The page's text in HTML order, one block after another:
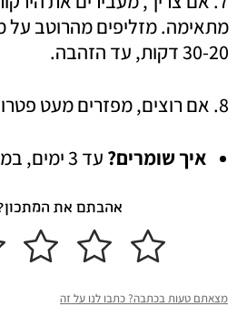
30-20 דקות, עד הזהבה.
8. אם רוצים, מפזרים מעט פטרוזיליה. מגישים חם.
איך שומרים? עד 3 ימים, במקרר.
אהבתם את
מצאתם טעות בכתבה? כתבו לנו על זה